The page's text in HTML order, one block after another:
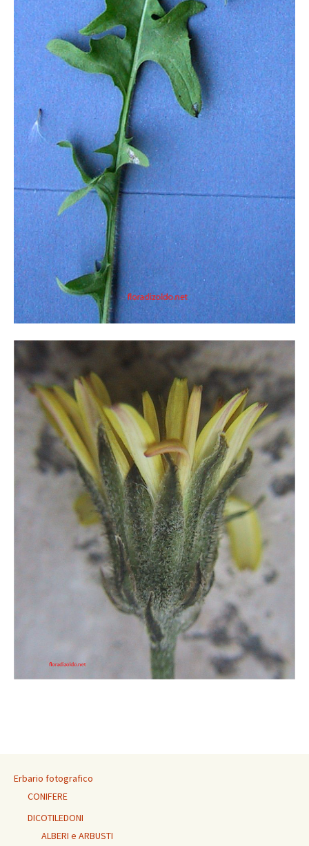
Erbario fotografico
CONIFERE
DICOTILEDONI
ALBERI e ARBUSTI